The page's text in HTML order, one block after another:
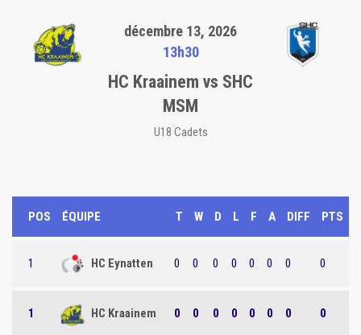
décembre 13, 2026
13h30
HC Kraainem vs SHC
MSM
U18 Cadets
POS ÉQUIPE T W D L F A DIFF PTS
1 HC Eynatten 0 0 0 0 0 0 0 0
1 HC Kraainem 0 0 0 0 0 0 0 0